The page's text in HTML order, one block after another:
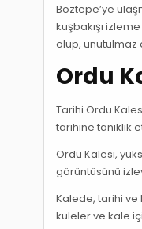
Boztepe’ye
kuşbakışı
olup, unutulmaz
Ordu
Tarihi Ordu
tarihine tanıklık
Ordu Kalesi,
görüntüsünü
Kalede, tarihi ve
kuleler ve kale